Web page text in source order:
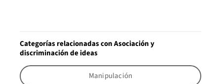
Categorías relacionadas con Asociación y
discriminación de ideas
Manipulación